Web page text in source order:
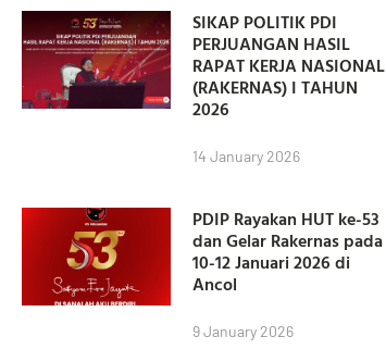
SIKAP POLITIK PDI
PERJUANGAN HASIL
RAPAT KERJA NASIONAL
(RAKERNAS) I TAHUN
2026
14 January 2026
PDIP Rayakan HUT ke-53
dan Gelar Rakernas pada
10-12 Januari 2026 di
Ancol
9 January 2026